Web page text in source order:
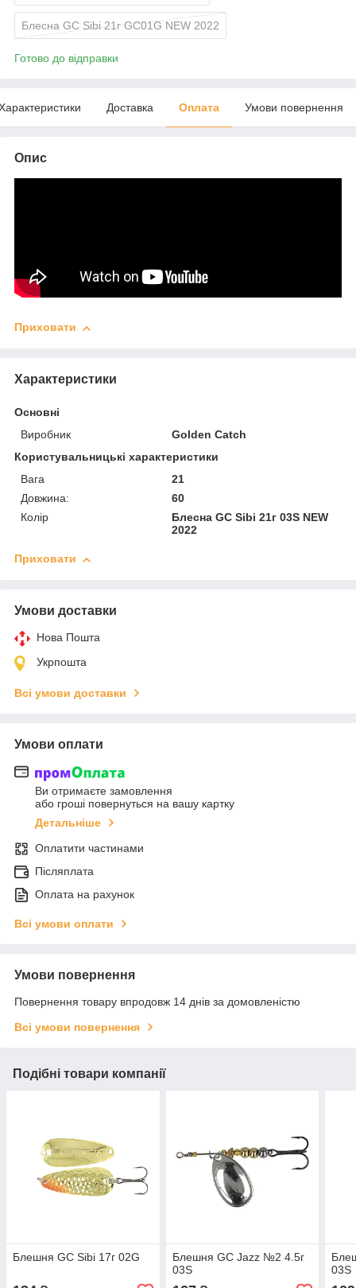
Блесна GC Sibi 21г GC01G NEW 2022
Готово до відправки
Доставка Оплата Умови повернення
Опис
Приховати
Характеристики
Основні
Виробник
Golden Catch
Користувальницькі характеристики
Вага
21
Довжина:
60
Колір
Блесна GC Sibi 21г 03S NEW
2022
Приховати
Умови доставки
Нова Пошта
Укрпошта
Всі умови доставки
Умови оплати
Ви отримаєте замовлення
або гроші повернуться на вашу картку
Детальніше
Оплатити частинами
Післяплата
Оплата на рахунок
Всі умови оплати
Умови повернення
Повернення товару впродовж 14 днів за домовленістю
Всі умови повернення
Подібні товари компанії
Блешня GC Sibi 17г 02G
Блешня GC Jazz №2 4.5г
03S
03S